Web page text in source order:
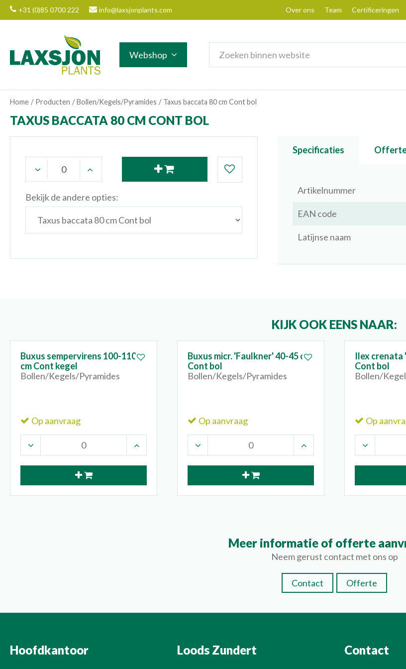
Ga
naar
Home Producten Bollen/Kegels/Pyramides Taxus baccata 80 cm Cont bol
+31 (0)85 0700 222 info@laxsjonplants.com Over ons Team Certificeringen
Webshop
TAXUS BACCATA 80 CM CONT BOL
Bekijk de andere opties:
Specificaties Offerte
Artikelnummer
EAN code
Latijnse naam
KIJK OOK EENS NAAR:
Buxus sempervirens 100-110
cm Cont kegel
Bollen/Kegels/Pyramides
Op aanvraag
Buxus micr. 'Faulkner' 40-45 cm
Cont bol
Bollen/Kegels/Pyramides
Op aanvraag
Ilex crenata
Cont bol
Bollen/
Op
Meer informatie of offerte
Neem gerust contact met ons op
Contact Offerte
Hoofdkantoor Loods Zundert Contact